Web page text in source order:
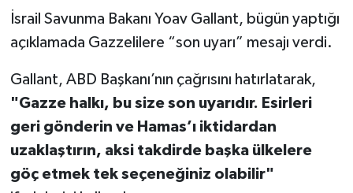
İsrail Savunma Bakanı Yoav Gallant, bügün yaptığı
açıklamada Gazzelilere “son uyarı” mesajı verdi.
Gallant, ABD Başkanı’nın çağrısını hatırlatarak,
"Gazze halkı, bu size son uyarıdır. Esirleri
geri gönderin ve Hamas’ı iktidardan
uzaklaştırın, aksi takdirde başka ülkelere
göç etmek tek seçeneğiniz olabilir"